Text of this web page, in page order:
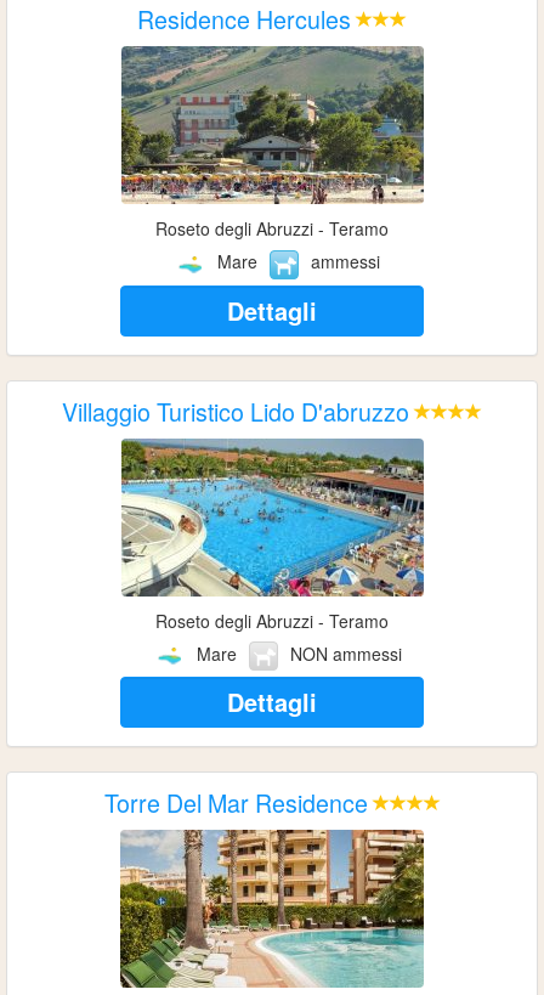
Residence Hercules
Roseto degli Abruzzi - Teramo
Mare
ammessi
Dettagli
Villaggio Turistico Lido D'abruzzo
Roseto degli Abruzzi - Teramo
Mare
NON ammessi
Dettagli
Torre Del Mar Residence